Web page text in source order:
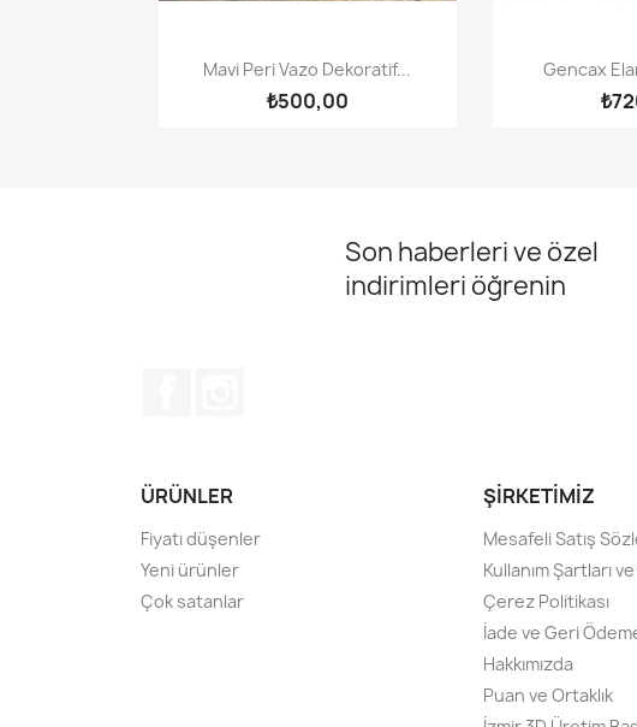
Hızlı Görünüm
Mavi Peri Vazo Dekoratif...
₺500,00

Gencax
Son haberleri ve özel
indirimleri öğrenin
ÜRÜNLER
Fiyatı düşenler
Yeni ürünler
Çok satanlar
ŞIRKETIMIZ
Mesafeli Satış
Kullanım Şartları
Çerez Politikası
İade ve Geri
Hakkımızda
Puan ve Ortaklık